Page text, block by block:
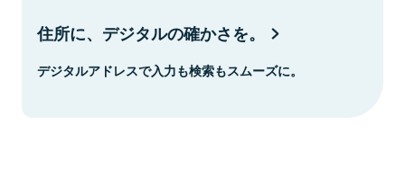
住所に、デジタルの確かさを。
デジタルアドレスで入力も検索もスムーズに。